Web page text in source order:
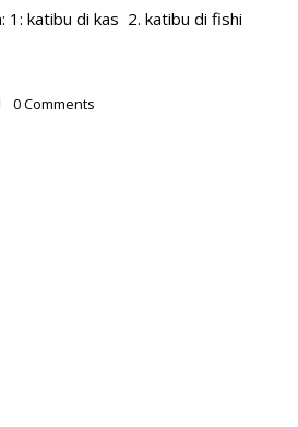
1: katibu di kas 2. katibu di fishi
0 Comments